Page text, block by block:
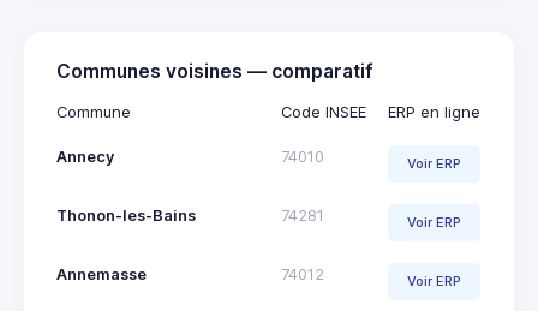
Communes voisines — comparatif
Commune Code INSEE ERP en ligne
Annecy 74010 Voir ERP
Thonon-les-Bains 74281 Voir ERP
Annemasse 74012 Voir ERP